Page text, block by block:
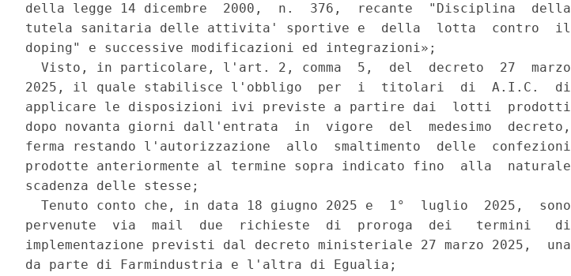
della legge 14 dicembre  2000,  n.  376,  recante  "Disciplina  della
tutela sanitaria delle attivita' sportive e  della  lotta  contro  il
doping" e successive modificazioni ed integrazioni»;
  Visto, in particolare, l'art. 2, comma  5,  del  decreto  27  marzo
2025, il quale stabilisce l'obbligo  per  i  titolari  di  A.I.C.  di
applicare le disposizioni ivi previste a partire dai  lotti  prodotti
dopo novanta giorni dall'entrata  in  vigore  del  medesimo  decreto,
ferma restando l'autorizzazione  allo  smaltimento  delle  confezioni
prodotte anteriormente al termine sopra indicato fino  alla  naturale
scadenza delle stesse;
  Tenuto conto che, in data 18 giugno 2025 e  1°  luglio  2025,  sono
pervenute  via  mail  due  richieste  di  proroga  dei   termini   di
implementazione previsti dal decreto ministeriale 27 marzo 2025,  una
da parte di Farmindustria e l'altra di Egualia;